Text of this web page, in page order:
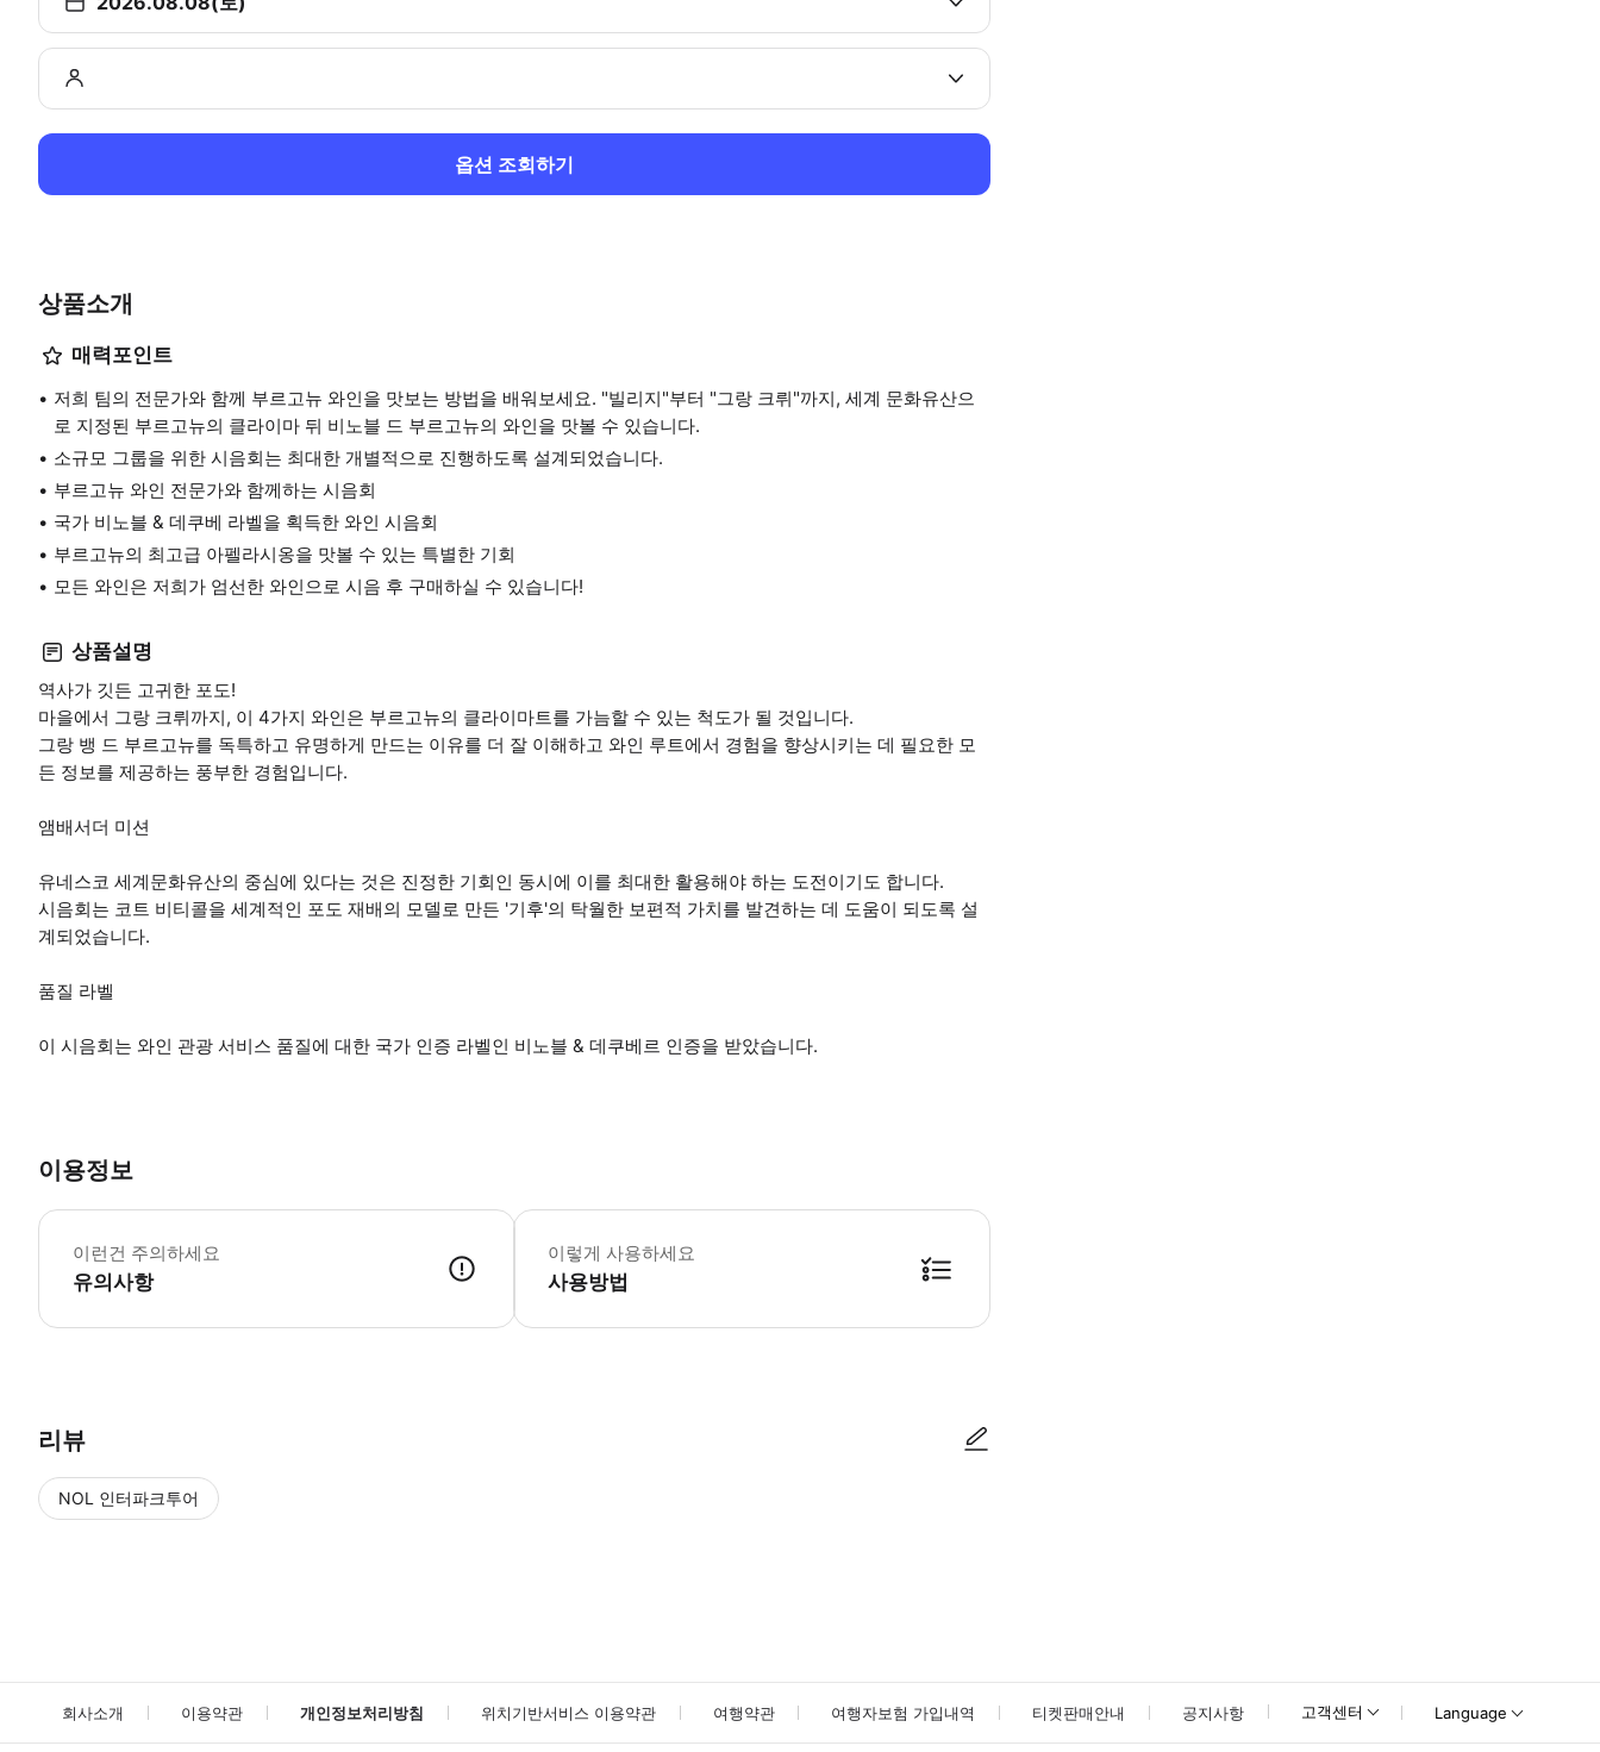
옵션 조회하기
상품소개
매력포인트
저희 팀의 전문가와 함께 부르고뉴 와인을 맛보는 방법을 배워보세요. "빌리지"부터 "그랑 크뤼"까지, 세계 문화유산으
로 지정된 부르고뉴의 클라이마 뒤 비노블 드 부르고뉴의 와인을 맛볼 수 있습니다.
소규모 그룹을 위한 시음회는 최대한 개별적으로 진행하도록 설계되었습니다.
부르고뉴 와인 전문가와 함께하는 시음회
국가 비노블 & 데쿠베 라벨을 획득한 와인 시음회
부르고뉴의 최고급 아펠라시옹을 맛볼 수 있는 특별한 기회
모든 와인은 저희가 엄선한 와인으로 시음 후 구매하실 수 있습니다!
상품설명
역사가 깃든 고귀한 포도!
마을에서 그랑 크뤼까지, 이 4가지 와인은 부르고뉴의 클라이마트를 가늠할 수 있는 척도가 될 것입니다.
그랑 뱅 드 부르고뉴를 독특하고 유명하게 만드는 이유를 더 잘 이해하고 와인 루트에서 경험을 향상시키는 데 필요한 모
든 정보를 제공하는 풍부한 경험입니다.
앰배서더 미션
유네스코 세계문화유산의 중심에 있다는 것은 진정한 기회인 동시에 이를 최대한 활용해야 하는 도전이기도 합니다.
시음회는 코트 비티콜을 세계적인 포도 재배의 모델로 만든 '기후'의 탁월한 보편적 가치를 발견하는 데 도움이 되도록 설
계되었습니다.
품질 라벨
이 시음회는 와인 관광 서비스 품질에 대한 국가 인증 라벨인 비노블 & 데쿠베르 인증을 받았습니다.
이용정보
이런건 주의하세요
유의사항
* 소요시간 : 45분 (옵션에 따라 소요 시간이 다를 수 있으니, 예약 시 확인 부탁드립니다.)
이렇게 사용하세요
사용방법
리뷰
NOL 인터파크투어
회사소개 이용약관 개인정보처리방침 위치기반서비스 이용약관 여행약관 여행자보험 가입내역 티켓판매안내 공지사항 고객센터 Language